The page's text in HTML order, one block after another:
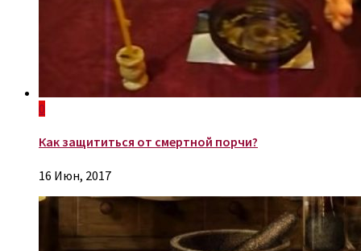
0
Как защититься от смертной порчи?
16 Июн, 2017